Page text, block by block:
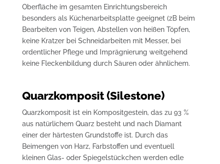
Oberfläche im gesamten Einrichtungsbereich
besonders als Küchenarbeitsplatte geeignet (zB beim
Bearbeiten von Teigen, Abstellen von heißen Töpfen,
keine Kratzer bei Schneidarbeiten mit Messer, bei
ordentlicher Pflege und Imprägnierung weitgehend
keine Fleckenbildung durch Säuren oder ähnlichem.
Quarzkomposit (Silestone)
Quarzkomposit ist ein Kompositgestein, das zu 93 %
aus natürlichem Quarz besteht und nach Diamant
einer der härtesten Grundstoffe ist. Durch das
Beimengen von Harz, Farbstoffen und eventuell
kleinen Glas- oder Spiegelstückchen werden edle